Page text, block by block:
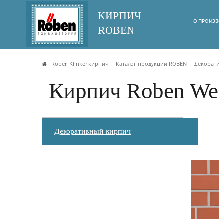
КИРПИЧ
ROBEN
О
Roben Klinker кирпич Каталог продукции ROBEN
Кирпич Roben
Декоративный кирпич